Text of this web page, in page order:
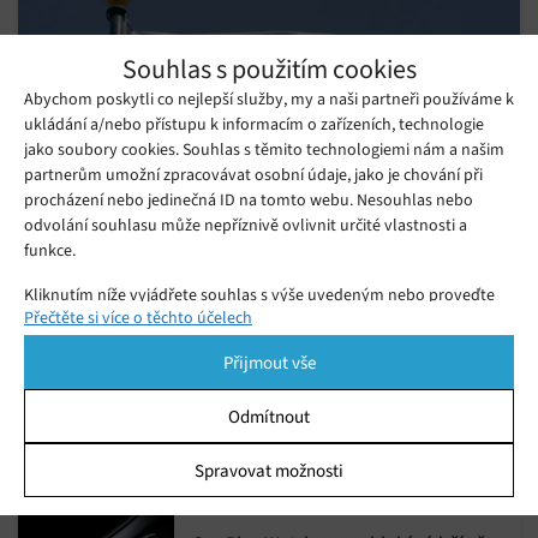
Souhlas s použitím cookies
Abychom poskytli co nejlepší služby, my a naši partneři používáme k
ukládání a/nebo přístupu k informacím o zařízeních, technologie
jako soubory cookies. Souhlas s těmito technologiemi nám a našim
partnerům umožní zpracovávat osobní údaje, jako je chování při
procházení nebo jedinečná ID na tomto webu. Nesouhlas nebo
odvolání souhlasu může nepříznivě ovlivnit určité vlastnosti a
funkce.
Kliknutím níže vyjádřete souhlas s výše uvedeným nebo proveďte
podrobnější rozhodnutí. Vaše volby budou použity pouze na tomto
pomocí přepínačů v Zásadách cookies nebo kliknutím na tlačítko
Spravovat souhlas ve spodní části obrazovky.
Ukládání a/nebo přístup k informacím v zařízení, Porozumění
publiku prostřednictvím statistik nebo kombinací údajů z
Přečtěte si více o těchto účelech
Přijmout vše
Odmítnout
Spravovat možnosti
Středa 19. 05. 2021 Redakce
Společnost Google odstartovala svoji každoroční konferenci
I/O oznámením největších novinek, které chystá.
Pátek 14. 05. 2021 Samuel